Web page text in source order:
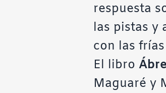
respuesta
las pistas y
con las
El libro
Maguaré y